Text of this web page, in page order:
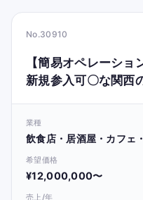
No.30910
【簡易オペレーシ
新規参入可〇な関西
業種
飲食店・居酒屋・カフェ
希望価格
¥12,000,000〜
売上/年